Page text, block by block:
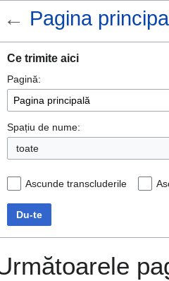
← Pagina
navigare
căutare
Ce trimite aici
Pagină:
Spațiu de nume:
toate
Ascunde transcluderile
Du-te